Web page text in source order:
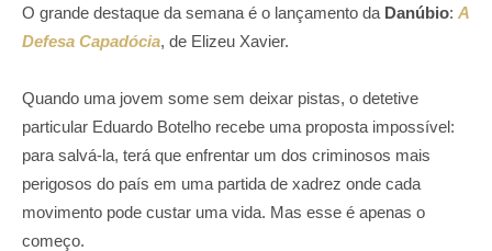
O grande destaque da semana é o lançamento da Danúbio: A
Defesa Capadócia, de Elizeu Xavier.
Quando uma jovem some sem deixar pistas, o detetive
particular Eduardo Botelho recebe uma proposta impossível:
para salvá-la, terá que enfrentar um dos criminosos mais
perigosos do país em uma partida de xadrez onde cada
movimento pode custar uma vida. Mas esse é apenas o
começo.